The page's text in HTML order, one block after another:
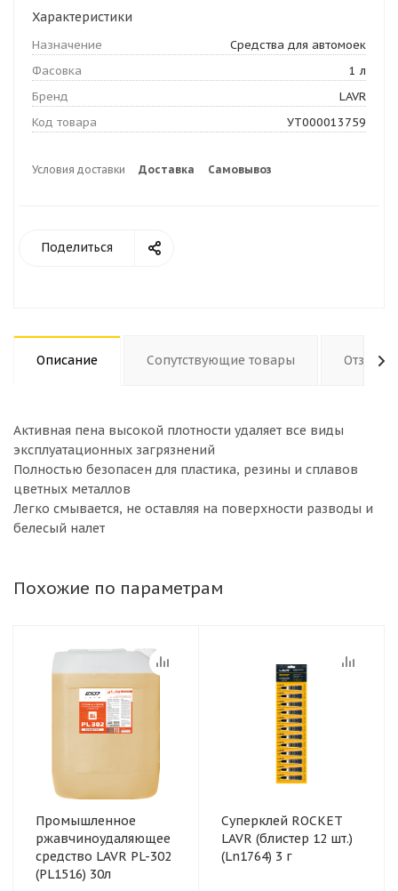
Характеристики
Назначение
Средства для автомоек
Фасовка
1 л
Бренд
LAVR
Код товара
УТ000013759
Условия доставки Доставка Самовывоз
Поделиться
Описание Сопутствующие товары Отзывы
Активная пена высокой плотности удаляет все виды
эксплуатационных загрязнений
Полностью безопасен для пластика, резины и сплавов
цветных металлов
Легко смывается, не оставляя на поверхности разводы и
белесый налет
Похожие по параметрам
Промышленное
ржавчиноудаляющее
средство LAVR PL-302
(PL1516) 30л
Суперклей ROCKET
LAVR (блистер 12 шт.)
(Ln1764) 3 г